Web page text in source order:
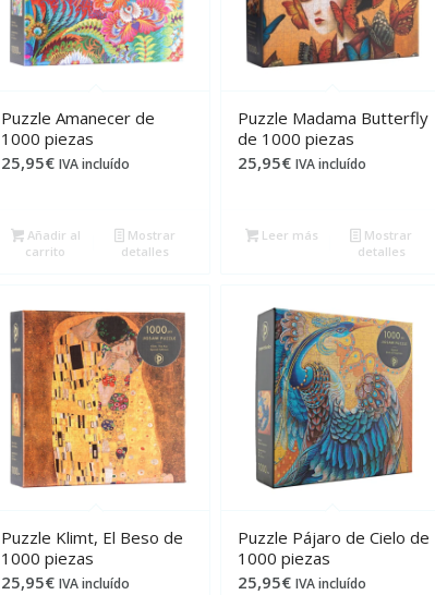
Puzzle Amanecer de
1000 piezas
25,95€ IVA incluído
Añadir al
carrito
Mostrar
detalles
Puzzle Madama Butterfly
de 1000 piezas
25,95€ IVA incluído
Leer más
Mostrar
detalles
Puzzle Klimt, El Beso de
1000 piezas
25,95€ IVA incluído
Puzzle Pájaro de Cielo de
1000 piezas
25,95€ IVA incluído